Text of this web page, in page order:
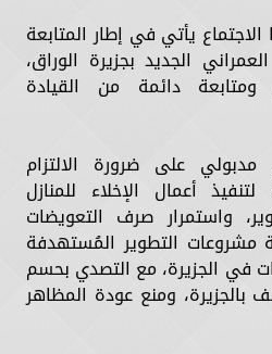
يأتي في إطار المتابعة
الجديد بجزيرة الوراق،
دائمة من القيادة
على ضرورة الالتزام
لتنفيذ أعمال الإخلاء للمنازل
واستمرار صرف التعويضات
مشروعات التطوير المُستهدفة
في الجزيرة، مع التصدي بحسم
بالجزيرة، ومنع عودة المظاهر